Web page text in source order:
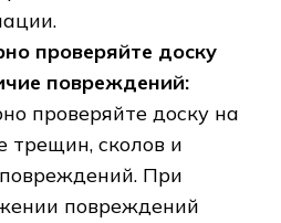
проверяйте доску
повреждений:
проверяйте доску на
трещин, сколов и
При
повреждений